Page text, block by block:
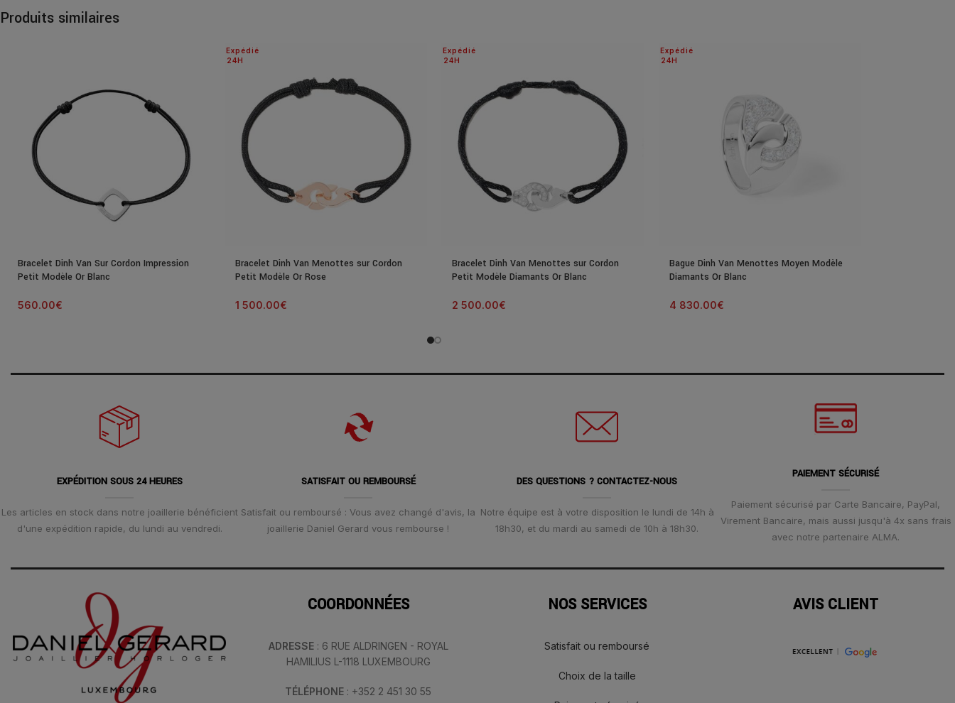
Produits similaires
Bracelet Dinh Van Sur Cordon Impression
Petit Modèle Or Blanc
560.00€
24H
Expédié
Bracelet Dinh Van Menottes sur Cordon
Petit Modèle Or Rose
1 500.00€
24H
Expédié
Bracelet Dinh Van Menottes sur Cordon
Petit Modèle Diamants Or Blanc
2 500.00€
24H
Expédié
Bague Dinh Van Menottes Moyen Modèle
Diamants Or Blanc
4 830.00€
EXPÉDITION SOUS 24 HEURES
Les articles en stock dans notre joaillerie bénéficient
d'une expédition rapide, du lundi au vendredi.
SATISFAIT OU REMBOURSÉ
Satisfait ou remboursé : Vous avez changé d'avis, la
joaillerie Daniel Gerard vous rembourse !
DES QUESTIONS ? CONTACTEZ-NOUS
Notre équipe est à votre disposition le lundi de 14h à
18h30, et du mardi au samedi de 10h à 18h30.
PAIEMENT SÉCURISÉ
Paiement sécurisé par Carte Bancaire, PayPal,
Virement Bancaire, mais aussi jusqu'à 4x sans frais
avec notre partenaire ALMA.
COORDONNÉES
ADRESSE: 6 RUE ALDRINGEN - ROYAL
HAMILIUS L-1118 LUXEMBOURG
TÉLÉPHONE : +352 2 451 30 55
NOS SERVICES
Satisfait ou remboursé
Choix de la taille
AVIS CLIENT